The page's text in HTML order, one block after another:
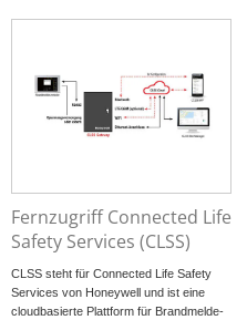
Fernzugriff Connected Life
Safety Services (CLSS)
CLSS steht für Connected Life Safety
Services von Honeywell und ist eine
cloudbasierte Plattform für Brandmelde-